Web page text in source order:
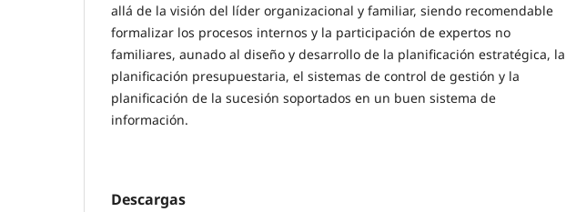
allá de la visión del líder organizacional y familiar, siendo recomendable
formalizar los procesos internos y la participación de expertos no
familiares, aunado al diseño y desarrollo de la planificación estratégica, la
planificación presupuestaria, el sistemas de control de gestión y la
planificación de la sucesión soportados en un buen sistema de
información.
Descargas